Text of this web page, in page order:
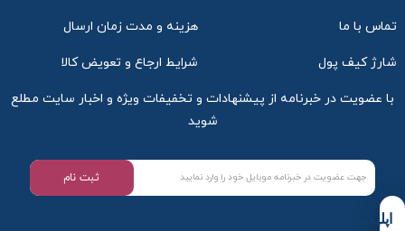
تماس با ما هزینه و مدت زمان ارسال
شارژ کیف پول شرایط ارجاع و تعویض کالا
با عضویت در خبرنامه از پیشنهادات و تخفیفات ویژه و اخبار سایت مطلع
شوید
ثبت نام
اپلیکیشن